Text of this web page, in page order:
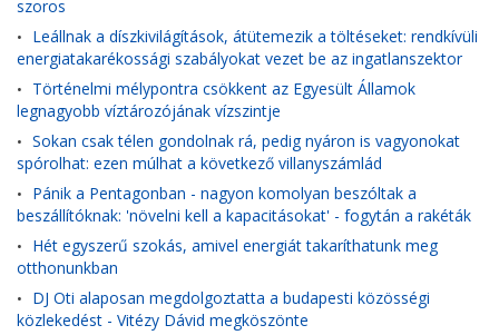
szoros
• Leállnak a díszkivilágítások, átütemezik a töltéseket: rendkívüli
energiatakarékossági szabályokat vezet be az ingatlanszektor
• Történelmi mélypontra csökkent az Egyesült Államok
legnagyobb víztározójának vízszintje
• Sokan csak télen gondolnak rá, pedig nyáron is vagyonokat
spórolhat: ezen múlhat a következő villanyszámlád
• Pánik a Pentagonban - nagyon komolyan beszóltak a
beszállítóknak: 'növelni kell a kapacitásokat' - fogytán a rakéták
• Hét egyszerű szokás, amivel energiát takaríthatunk meg
otthonunkban
• DJ Oti alaposan megdolgoztatta a budapesti közösségi
közlekedést - Vitézy Dávid megköszönte